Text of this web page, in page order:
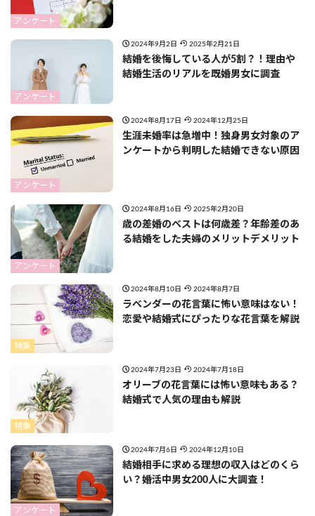
アンケート
アンケート
2024年9月2日 2025年2月21日
結婚を後悔している人が5割？！理由や
結婚生活のリアルを既婚男女に調査
アンケート
2024年8月17日 2024年12月25日
生涯未婚率は急増中！独身男女対象のア
ンケートから判明した結婚できない原因
アンケート
2024年8月16日 2025年2月20日
歳の差婚のベストは何歳差？年齢差のあ
る結婚をした夫婦のメリットデメリット
特集
2024年8月10日 2024年8月7日
ラベンダーの花言葉に怖い意味はない！
恋愛や結婚式にぴったりな花言葉を解説
特集
2024年7月23日 2024年7月18日
オリーブの花言葉には怖い意味もある？
結婚式で人気の理由も解説
アンケート
2024年7月6日 2024年12月10日
結婚相手に求める理想の収入はどのくら
い？婚活中男女200人に大調査！